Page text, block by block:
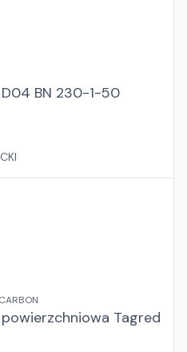
D04 BN 230-1-50
KSIĄŻENICE G.CARBON
Tagred